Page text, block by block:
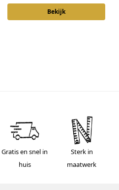
Bekijk
Gratis en snel in
huis
Sterk in
maatwerk